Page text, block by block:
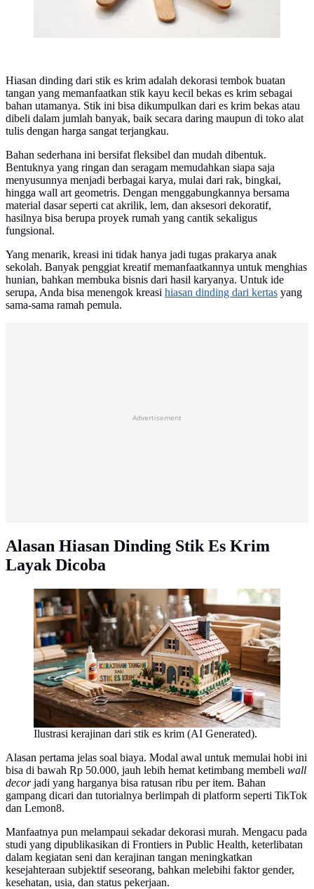
Hiasan dinding dari stik es krim adalah dekorasi tembok buatan
tangan yang memanfaatkan stik kayu kecil bekas es krim sebagai
bahan utamanya. Stik ini bisa dikumpulkan dari es krim bekas atau
dibeli dalam jumlah banyak, baik secara daring maupun di toko alat
tulis dengan harga sangat terjangkau.
Bahan sederhana ini bersifat fleksibel dan mudah dibentuk.
Bentuknya yang ringan dan seragam memudahkan siapa saja
menyusunnya menjadi berbagai karya, mulai dari rak, bingkai,
hingga wall art geometris. Dengan menggabungkannya bersama
material dasar seperti cat akrilik, lem, dan aksesori dekoratif,
hasilnya bisa berupa proyek rumah yang cantik sekaligus
fungsional.
Yang menarik, kreasi ini tidak hanya jadi tugas prakarya anak
sekolah. Banyak penggiat kreatif memanfaatkannya untuk menghias
hunian, bahkan membuka bisnis dari hasil karyanya. Untuk ide
serupa, Anda bisa menengok kreasi hiasan dinding dari kertas yang
sama-sama ramah pemula.
Advertisement
Alasan Hiasan Dinding Stik Es Krim
Layak Dicoba
Ilustrasi kerajinan dari stik es krim (AI Generated).
Alasan pertama jelas soal biaya. Modal awal untuk memulai hobi ini
bisa di bawah Rp 50.000, jauh lebih hemat ketimbang membeli wall
decorjadi yang harganya bisa ratusan ribu per item. Bahan
gampang dicari dan tutorialnya berlimpah di platform seperti TikTok
dan Lemon8.
Manfaatnya pun melampaui sekadar dekorasi murah. Mengacu pada
studi yang dipublikasikan di Frontiers in Public Health, keterlibatan
dalam kegiatan seni dan kerajinan tangan meningkatkan
kesejahteraan subjektif seseorang, bahkan melebihi faktor gender,
kesehatan, usia, dan status pekerjaan.